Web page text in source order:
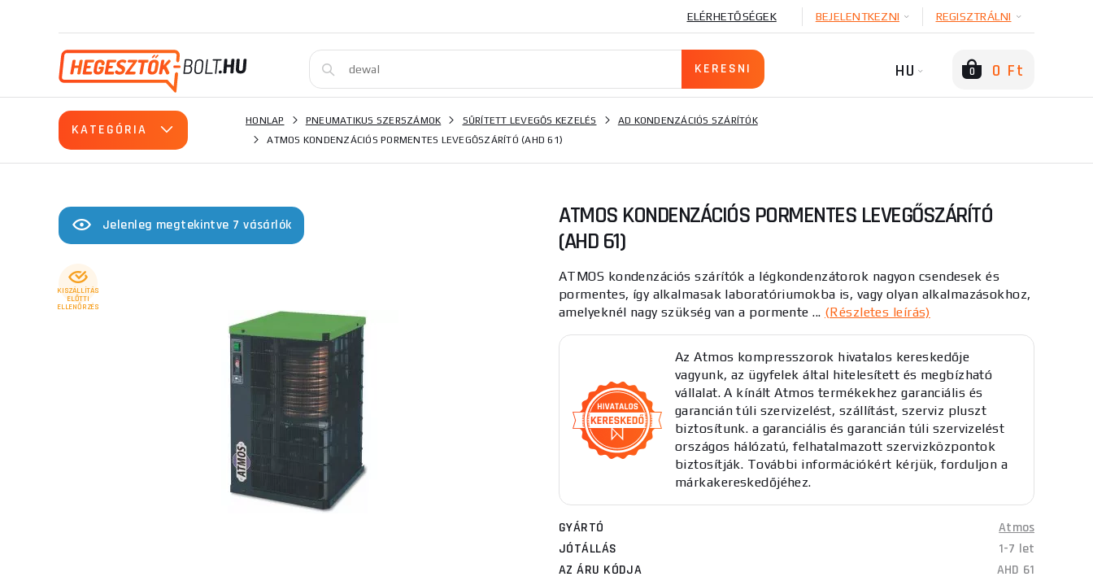
ELÉRHETŐSÉGEK BEJELENTKEZNI REGISZTRÁLNI
HU 0 0 Ft
KATEGÓRIA
HONLAP PNEUMATIKUS SZERSZÁMOK SŰRÍTETT LEVEGŐS KEZELÉS
AD KONDENZÁCIÓS SZÁRÍTÓK
ATMOS KONDENZÁCIÓS PORMENTES LEVEGŐSZÁRÍTÓ (AHD 61)
Jelenleg megtekintve 7 vásárlók
KISZÁLLÍTÁS
ELŐTTI
ELLENŐRZÉS
ATMOS KONDENZÁCIÓS PORMENTES LEVEGŐSZÁRÍTÓ
(AHD 61)
ATMOS kondenzációs szárítók a légkondenzátorok nagyon csendesek és
pormentes, így alkalmasak laboratóriumokba is, vagy olyan alkalmazásokhoz,
amelyeknél nagy szükség van a pormente ... (Részletes leírás)
Az Atmos kompresszorok hivatalos kereskedője
vagyunk, az ügyfelek által hitelesített és megbízható
vállalat. A kínált Atmos termékekhez garanciális és
garancián túli szervizelést, szállítást, szerviz pluszt
biztosítunk. a garanciális és garancián túli szervizelést
országos hálózatú, felhatalmazott szervizközpontok
biztosítják. További információkért kérjük, forduljon a
márkakereskedőjéhez.
GYÁRTÓ
Atmos
JÓTÁLLÁS
1-7 let
AZ ÁRU KÓDJA
AHD 61